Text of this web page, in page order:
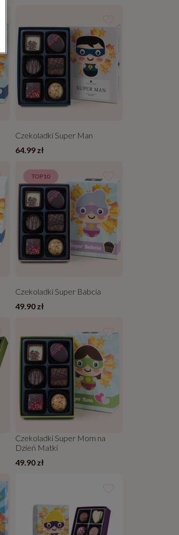
Czekoladki Super Man
64.99 zł
TOP10
Czekoladki Super Babcia
49.90 zł
Czekoladki Super Mom na
Dzień Matki
49.90 zł